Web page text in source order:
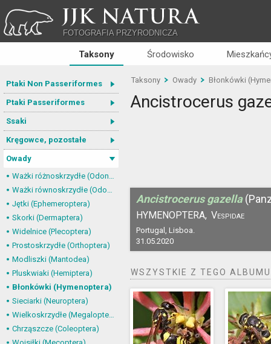
JJK NATURA
FOTOGRAFIA PRZYRODNICZA
Taksony Środowisko
Ptaki Non Passeriformes
Ptaki Passeriformes
Ssaki
Kręgowce, pozostałe
Owady
Ważki różnoskrzydłe (Odonata, Anisoptera)
Ważki równoskrzydłe (Odonata, Zygoptera)
Jętki (Ephemeroptera)
Skorki (Dermaptera)
Widelnice (Plecoptera)
Prostoskrzydłe (Orthoptera)
Modliszki (Mantodea)
Pluskwiaki (Hemiptera)
Błonkówki (Hymenoptera)
Sieciarki (Neuroptera)
Wielkoskrzydłe (Megaloptera)
Chrząszcze (Coleoptera)
Taksony Owady Błonkówki
Ancistrocerus
Ancistrocerus gazella
HYMENOPTERA, Vespidae
Portugal, Lisboa.
31.05.2020
WSZYSTKIE Z TEGO ALBUMU